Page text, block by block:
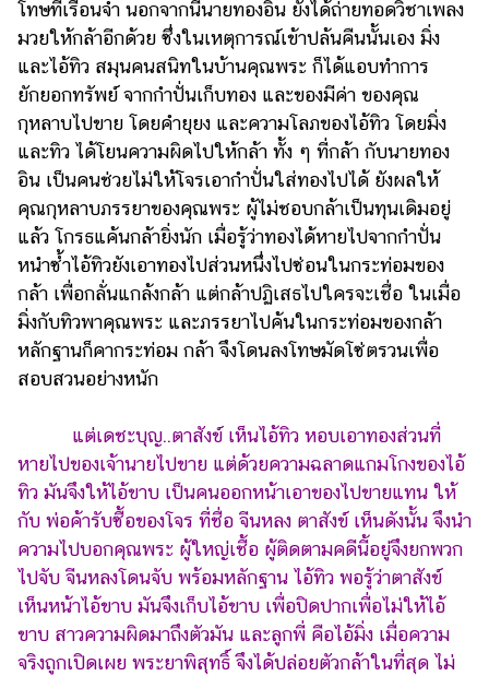
โทษที่เรือนจำ นอกจากนี้นายทองอิน ยังได้ถ่ายทอดวิชาเพลง
มวยให้กล้าอีกด้วย ซึ่งในเหตุการณ์เข้าปล้นคืนนั้นเอง มิ่ง
และไอ้ทิว สมุนคนสนิทในบ้านคุณพระ ก็ได้แอบทำการ
ยักยอกทรัพย์ จากกำปั่นเก็บทอง และของมีค่า ของคุณ
กุหลาบไปขาย โดยคำยุยง และความโลภของไอ้ทิว โดยมิ่ง
และทิว ได้โยนความผิดไปให้กล้า ทั้ง ๆ ที่กล้า กับนายทอง
อิน เป็นคนช่วยไม่ให้โจรเอากำปั่นใส่ทองไปได้ ยังผลให้
คุณกุหลาบภรรยาของคุณพระ ผู้ไม่ชอบกล้าเป็นทุนเดิมอยู่
แล้ว โกรธแค้นกล้ายิ่งนัก เมื่อรู้ว่าทองได้หายไปจากกำปั่น
หนำซ้ำไอ้ทิวยังเอาทองไปส่วนหนึ่งไปซ่อนในกระท่อมของ
กล้า เพื่อกลั่นแกล้งกล้า แต่กล้าปฏิเสธไปใครจะเชื่อ ในเมื่อ
มิ่งกับทิวพาคุณพระ และภรรยาไปค้นในกระท่อมของกล้า
หลักฐานก็คากระท่อม กล้า จึงโดนลงโทษมัดโซ่ตรวนเพื่อ
สอบสวนอย่างหนัก
แต่เดชะบุญ..ตาสังข์ เห็นไอ้ทิว หอบเอาทองส่วนที่
หายไปของเจ้านายไปขาย แต่ด้วยความฉลาดแกมโกงของไอ้
ทิว มันจึงให้ไอ้ขาบ เป็นคนออกหน้าเอาของไปขายแทน ให้
กับ พ่อค้ารับซื้อของโจร ที่ชื่อ จีนหลง ตาสังข์ เห็นดังนั้น จึงนำ
ความไปบอกคุณพระ ผู้ใหญ่เชื้อ ผู้ติดตามคดีนี้อยู่จึงยกพวก
ไปจับ จีนหลงโดนจับ พร้อมหลักฐาน ไอ้ทิว พอรู้ว่าตาสังข์
เห็นหน้าไอ้ขาบ มันจึงเก็บไอ้ขาบ เพื่อปิดปากเพื่อไม่ให้ไอ้
ขาบ สาวความผิดมาถึงตัวมัน และลูกพี่ คือไอ้มิ่ง เมื่อความ
จริงถูกเปิดเผย พระยาพิสุทธิ์ จึงได้ปล่อยตัวกล้าในที่สุด ไม่